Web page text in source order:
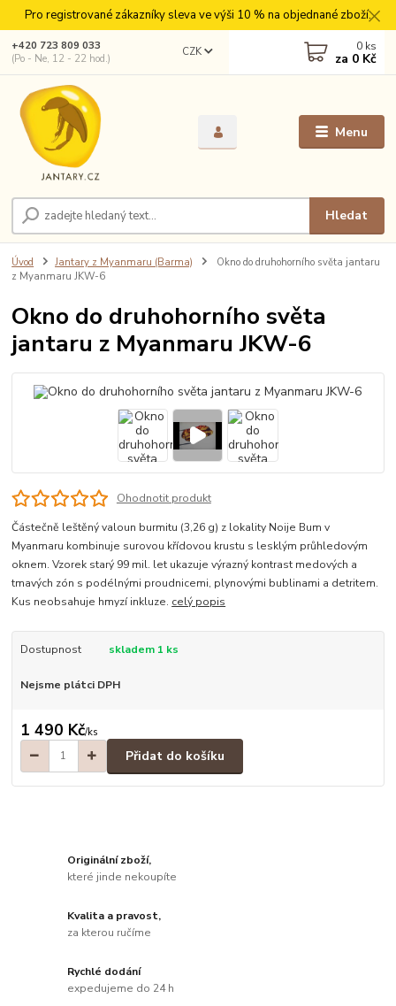
Pro registrované zákazníky sleva ve výši 10 % na objednané zboží.
Menu
CZK
Hledat
+420 723 809 033
(Po - Ne, 12 - 22 hod.)
0 ks
za 0 Kč
Úvod Jantary z Myanmaru (Barma)
Okno do druhohorního světa jantaru
z Myanmaru JKW-6
Okno do druhohorního světa
jantaru z Myanmaru JKW-6
Ohodnotit produkt
Částečně leštěný valoun burmitu (3,26 g) z lokality Noije Bum v
Myanmaru kombinuje surovou křídovou krustu s lesklým průhledovým
oknem. Vzorek starý 99 mil. let ukazuje výrazný kontrast medových a
tmavých zón s podélnými proudnicemi, plynovými bublinami a detritem.
Kus neobsahuje hmyzí inkluze. celý popis
Dostupnost skladem 1 ks
Nejsme plátci DPH
1 490 Kč/ks
Přidat do košíku
Originální zboží,
které jinde nekoupíte
Kvalita a pravost,
za kterou ručíme
Rychlé dodání
expedujeme do 24 h